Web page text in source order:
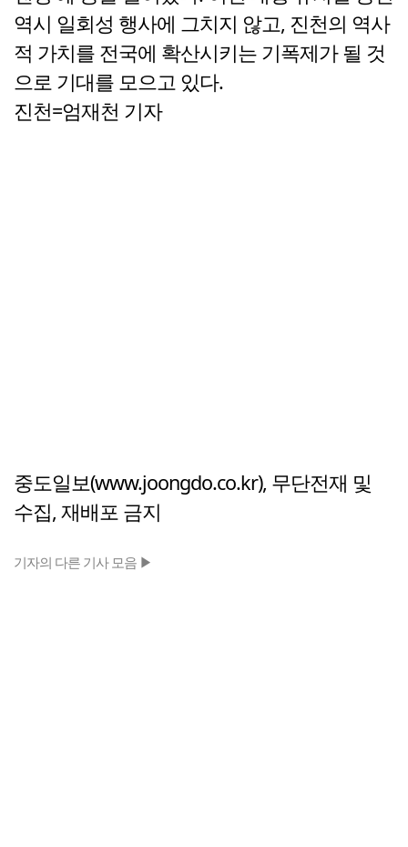
역시 일회성 행사에 그치지 않고, 진천의 역사
적 가치를 전국에 확산시키는 기폭제가 될 것
으로 기대를 모으고 있다.
진천=엄재천 기자
중도일보(www.joongdo.co.kr), 무단전재 및
수집, 재배포 금지
기자의 다른 기사 모음 ▶